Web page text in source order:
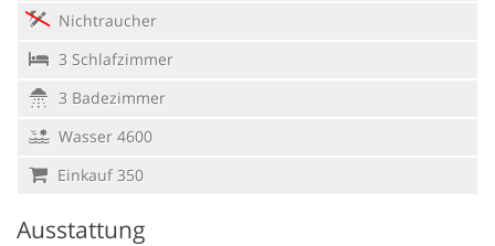
Nichtraucher
3 Schlafzimmer
3 Badezimmer
Wasser 4600
Einkauf 350
Ausstattung